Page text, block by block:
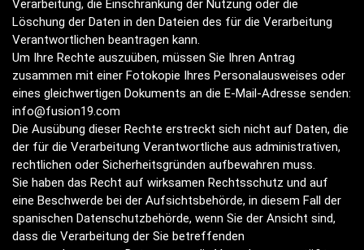
Verarbeitung, die Einschränkung der Nutzung oder die
Löschung der Daten in den Dateien des für die Verarbeitung
Verantwortlichen beantragen kann.
Um Ihre Rechte auszuüben, müssen Sie Ihren Antrag
zusammen mit einer Fotokopie Ihres Personalausweises oder
eines gleichwertigen Dokuments an die E-Mail-Adresse senden:
info@fusion19.com
Die Ausübung dieser Rechte erstreckt sich nicht auf Daten, die
der für die Verarbeitung Verantwortliche aus administrativen,
rechtlichen oder Sicherheitsgründen aufbewahren muss.
Sie haben das Recht auf wirksamen Rechtsschutz und auf
eine Beschwerde bei der Aufsichtsbehörde, in diesem Fall der
spanischen Datenschutzbehörde, wenn Sie der Ansicht sind,
dass die Verarbeitung der Sie betreffenden